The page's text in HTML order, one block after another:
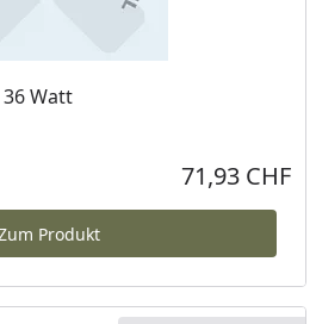
Watt
Aktueller Preis
71,93 CHF
Produkt